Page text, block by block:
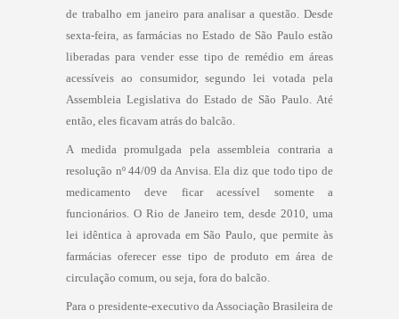
de trabalho em janeiro para analisar a questão. Desde
sexta-feira, as farmácias no Estado de São Paulo estão
liberadas para vender esse tipo de remédio em áreas
acessíveis ao consumidor, segundo lei votada pela
Assembleia Legislativa do Estado de São Paulo. Até
então, eles ficavam atrás do balcão.
A medida promulgada pela assembleia contraria a
resolução nº 44/09 da Anvisa. Ela diz que todo tipo de
medicamento deve ficar acessível somente a
funcionários. O Rio de Janeiro tem, desde 2010, uma
lei idêntica à aprovada em São Paulo , que permite às
farmácias oferecer esse tipo de produto em área de
circulação comum, ou seja, fora do balcão.
Para o presidente-executivo da Associação Brasileira de